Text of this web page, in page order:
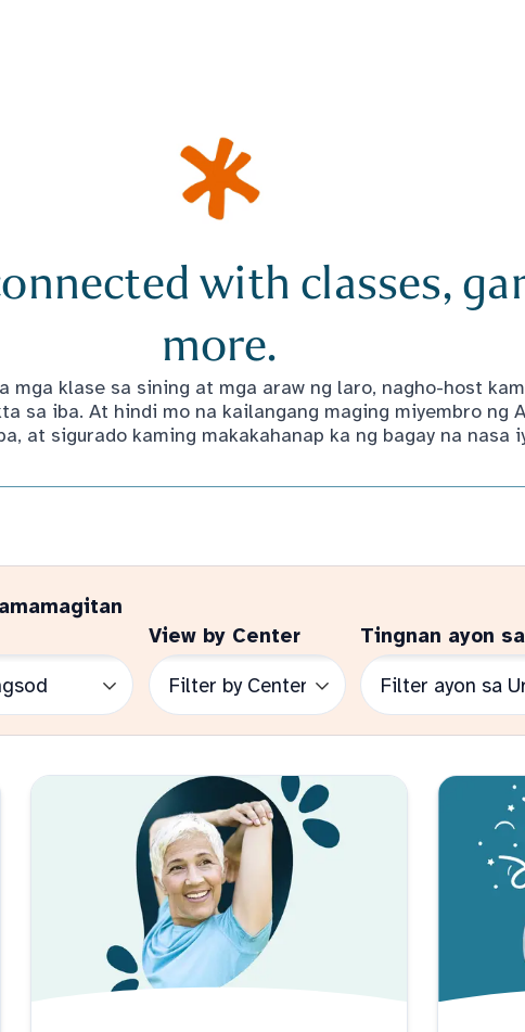
with classes,
more.
mga klase sa sining at mga araw ng laro, nagho-host
sa iba. At hindi mo na kailangang maging miyembro ng
at sigurado kaming makakahanap ka ng bagay na nasa
View by Center
Tingnan ayon